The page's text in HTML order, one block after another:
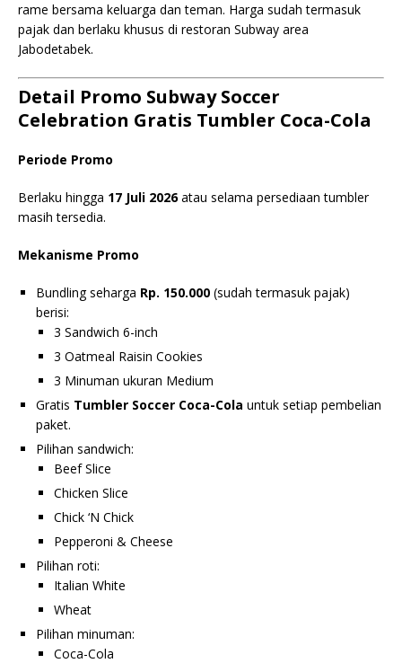
rame bersama keluarga dan teman. Harga sudah termasuk
pajak dan berlaku khusus di restoran Subway area
Jabodetabek.
Detail Promo Subway Soccer
Celebration Gratis Tumbler Coca-Cola
Periode Promo
Berlaku hingga 17 Juli 2026atau selama persediaan tumbler
masih tersedia.
Mekanisme Promo
Bundling seharga Rp. 150.000 (sudah termasuk pajak)
berisi:
3 Sandwich 6-inch
3 Oatmeal Raisin Cookies
3 Minuman ukuran Medium
Gratis Tumbler Soccer Coca-Cola untuk setiap pembelian
paket.
Pilihan sandwich:
Beef Slice
Chicken Slice
Chick ‘N Chick
Pepperoni & Cheese
Pilihan roti:
Italian White
Wheat
Pilihan minuman:
Coca-Cola